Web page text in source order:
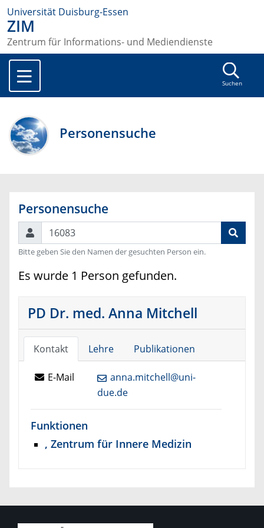
Universität Duisburg-Essen
ZIM
Zentrum für Informations- und Mediendienste
Suchen
Personensuche
Personensuche
Suchen
Bitte geben Sie den Namen der gesuchten Person ein.
Es wurde 1 Person gefunden.
PD Dr. med. Anna Mitchell
Kontakt Lehre Publikationen
E-Mail
anna.mitchell@uni-
due.de
Funktionen
, Zentrum für Innere Medizin